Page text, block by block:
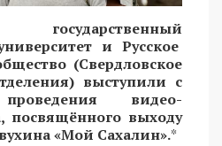
и Русское
(Свердловское
выступили с
видео-
посвящённого выходу
«Мой Сахалин».*